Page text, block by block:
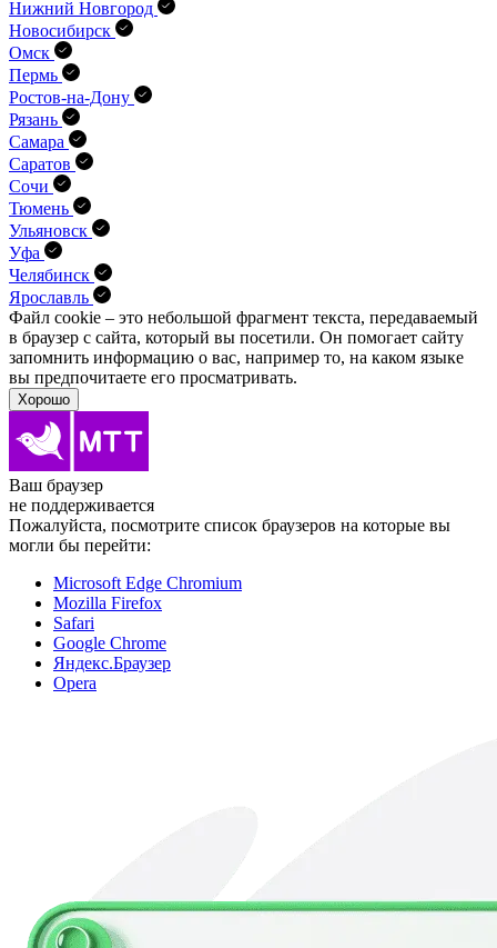
Нижний Новгород
Новосибирск
Омск
Пермь
Ростов-на-Дону
Рязань
Самара
Саратов
Сочи
Тюмень
Ульяновск
Уфа
Челябинск
Ярославль
Файл cookie – это небольшой фрагмент текста, передава­емый
в браузер с сайта, который вы посетили. Он помо­гает сайту
запомнить информацию о вас, например то, на каком языке
вы предпочитаете его просматривать.
Хорошо
Ваш браузер
не поддерживается
Пожалуйста, посмотрите список браузеров на которые вы
могли бы перейти:
Microsoft Edge Chromium
Mozilla Firefox
Safari
Google Chrome
Яндекс.Браузер
Opera